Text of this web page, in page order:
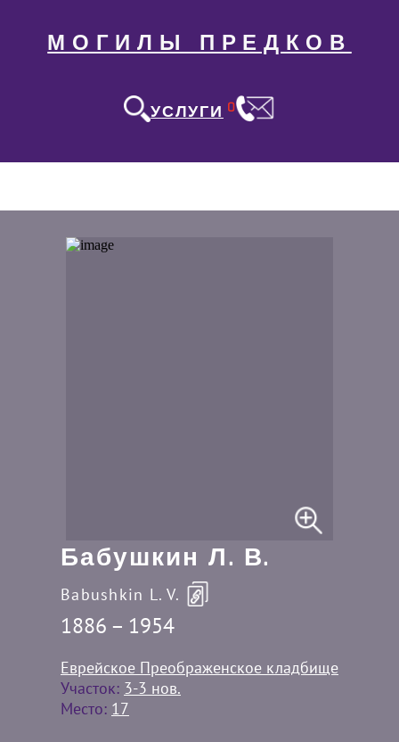
МОГИЛЫ ПРЕДКОВ
УСЛУГИ 0
Бабушкин Л. В.
Babushkin L. V.
1886 – 1954
Еврейское Преображенское кладбище
Участок: 3-3 нов.
Место: 17